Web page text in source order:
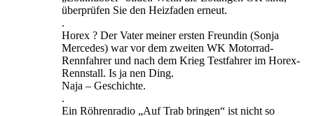
überprüfen Sie den Heizfaden erneut.
.
Horex ? Der Vater meiner ersten Freundin (Sonja
Mercedes) war vor dem zweiten WK Motorrad-
Rennfahrer und nach dem Krieg Testfahrer im Horex-
Rennstall. Is ja nen Ding.
Naja – Geschichte.
.
Ein Röhrenradio „Auf Trab bringen“ ist nicht so